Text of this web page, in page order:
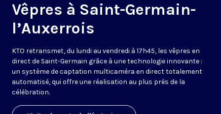
Vêpres à Saint-Germain-
l’Auxerrois
KTO retransmet, du lundi au vendredi à 17h45, les vêpres en
direct de Saint-Germain grâce à une technologie innovante :
un système de captation multicaméra en direct totalement
automatisé, qui offre une réalisation au plus près de la
célébration.